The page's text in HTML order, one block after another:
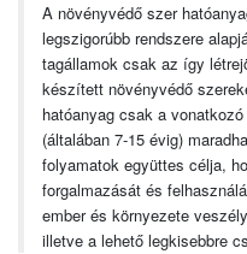
A növényvédő szer
legszigorúbb rendszere
tagállamok csak az így
készített növényvédő
hatóanyag csak a
(általában 7-15 évig)
folyamatok együttes célja,
forgalmazását és
ember és környezete
illetve a lehető legkisebbre